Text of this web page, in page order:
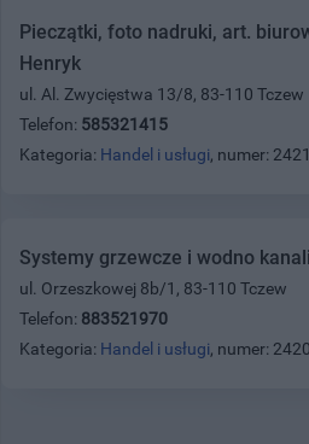
Pieczątki, foto nadruki, art.
Henryk
ul. Al. Zwycięstwa 13/8, 83-110 Tczew
Telefon: 585321415
Kategoria: Handel i usługi, numer: 2421
Systemy grzewcze i wodno
ul. Orzeszkowej 8b/1, 83-110 Tczew
Telefon: 883521970
Kategoria: Handel i usługi, numer: 2420